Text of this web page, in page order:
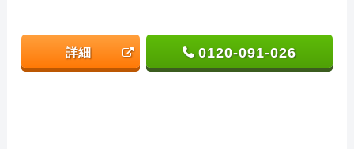
詳細 0120-091-026